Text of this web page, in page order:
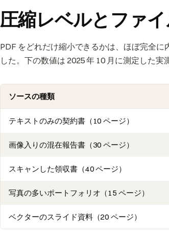
圧縮レベルとファ
PDF をどれだけ縮小できるかは、ほぼ完全
した。下の数値は 2025 年 10 月に測定した実
ソースの種類
テキストのみの契約書（10 ページ）
画像入りの混在報告書（30 ページ）
スキャンした領収書（40 ページ）
写真の多いポートフォリオ（15 ページ）
ベクターのスライド資料（20 ページ）